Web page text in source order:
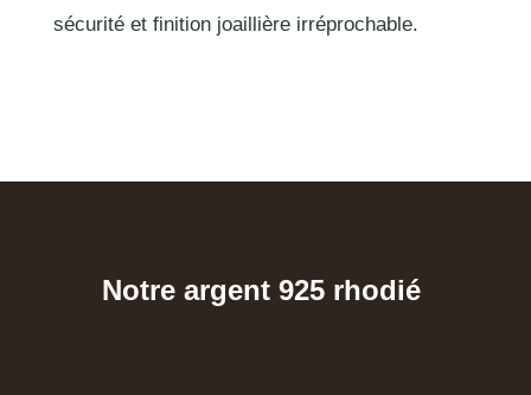
sécurité et finition joaillière irréprochable.
Notre argent 925 rhodié